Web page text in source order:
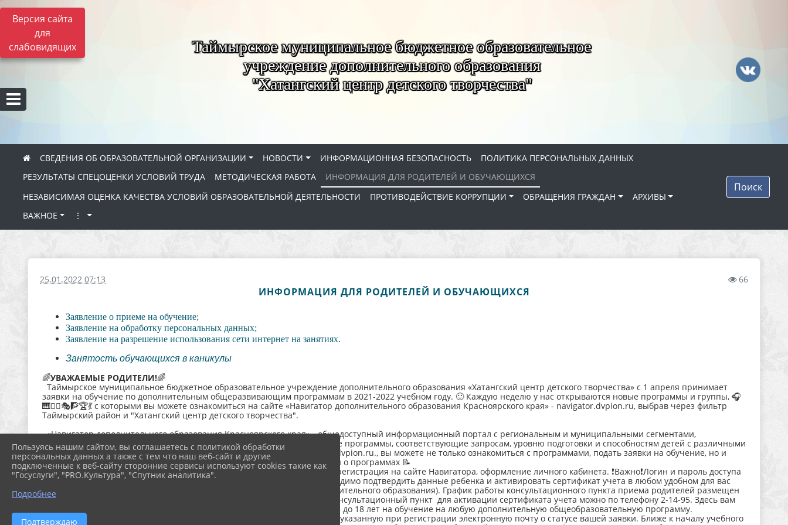
Версия сайта
для
слабовидящих
Таймырское муниципальное бюджетное образовательное
учреждение дополнительного образования
"Хатангский центр детского творчества"
СВЕДЕНИЯ ОБ ОБРАЗОВАТЕЛЬНОЙ ОРГАНИЗАЦИИ НОВОСТИ ИНФОРМАЦИОННАЯ БЕЗОПАСНОСТЬ
ПОЛИТИКА ПЕРСОНАЛЬНЫХ ДАННЫХ
РЕЗУЛЬТАТЫ СПЕЦОЦЕНКИ УСЛОВИЙ ТРУДА
МЕТОДИЧЕСКАЯ РАБОТА
ИНФОРМАЦИЯ ДЛЯ РОДИТЕЛЕЙ И ОБУЧАЮЩИХСЯ
НЕЗАВИСИМАЯ ОЦЕНКА КАЧЕСТВА УСЛОВИЙ ОБРАЗОВАТЕЛЬНОЙ ДЕЯТЕЛЬНОСТИ
ПРОТИВОДЕЙСТВИЕ КОРРУПЦИИ ОБРАЩЕНИЯ ГРАЖДАН
АРХИВЫ
ВАЖНОЕ
⋮
Поиск
25.01.2022 07:13 66
ИНФОРМАЦИЯ ДЛЯ РОДИТЕЛЕЙ И ОБУЧАЮЩИХСЯ
Заявление о приеме на обучение;
Заявление на обработку персональных данных;
Заявление на разрешение использования сети интернет на занятиях.
Занятость обучающихся в каникулы
🌈УВАЖАЕМЫЕ РОДИТЕЛИ!🌈
Таймырское муниципальное бюджетное образовательное учреждение дополнительного образования «Хатангский центр детского творчества» с 1 апреля принимает
заявки на обучение по дополнительным общеразвивающим программам в 2021-2022 учебном году. 🙂 Каждую неделю у нас открываются новые программы и группы, 🎧
🎹🤸‍♂️🎭🧗🏆💃 с которыми вы можете ознакомиться на сайте «Навигатор дополнительного образования Красноярского края» - navigator.dvpion.ru, выбрав через фильтр
Таймырский район и "Хатангский центр детского творчества".
«Навигатор дополнительного образования Красноярского края» - общедоступный информационный портал с региональным и муниципальными сегментами,
позволяющий семьям выбирать дополнительные общеобразовательные программы, соответствующие запросам, уровню подготовки и способностям детей с различными
образовательными потребностями, возможностями. На сайте navigator.dvpion.ru., вы можете не только ознакомиться с программами, подать заявки на обучение, но и
внести в личном кабинете достижения своего ребенка, написать отзывы о программах 📝
❗Обращаем ваше внимание на то, что для подачи заявки обязательна регистрация на сайте Навигатора, оформление личного кабинета. ❗Важно❗Логин и пароль доступа
запомните или запишите! 🗒️ Далее, если вы этого еще не делали, необходимо подтвердить данные ребенка и активировать сертификат учета в любом удобном для вас
образовательном учреждении (школе, детском саду, учреждении дополнительного образования). График работы консультационного пункта приема родителей размещен
на сайтах всех образовательных учреждений. Записаться на прием в консультационный пункт для активации сертификата учета можно по телефону 2-14-95. Здесь вам
всегда помогут! 🤝 Сертификат учета позволяет записывать ребенка от 5 до 18 лет на обучение на любую дополнительную общеобразовательную программу.
После подачи заявки на сайте Навигатора вам придет уведомление на указанную при регистрации электронную почту о статусе вашей заявки. Ближе к началу учебного
Пользуясь нашим сайтом, вы соглашаетесь с политикой обработки
персональных данных а также с тем что наш веб-сайт и другие
подключенные к веб-сайту сторонние сервисы используют cookies такие как
"Госуслуги", "PRO.Культура", "Спутник аналитика".
Подробнее
Подтверждаю